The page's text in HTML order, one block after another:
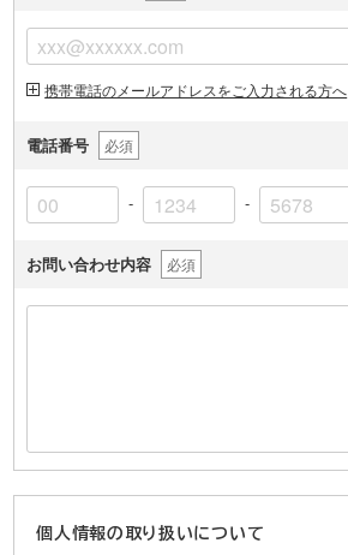
携帯電話のメールアドレスをご入力される方へ
電話番号 必須
- -
お問い合わせ内容 必須
個人情報の取り扱いについて